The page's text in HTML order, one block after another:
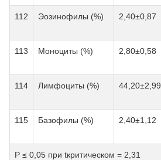
112 Эозинофилы (%) 2,40±0,87
113 Моноциты (%) 2,80±0,58
114 Лимфоциты (%) 44,20±2,99
115 Базофилы (%) 2,40±1,12
Р ≤ 0,05 при tкритическом = 2,31